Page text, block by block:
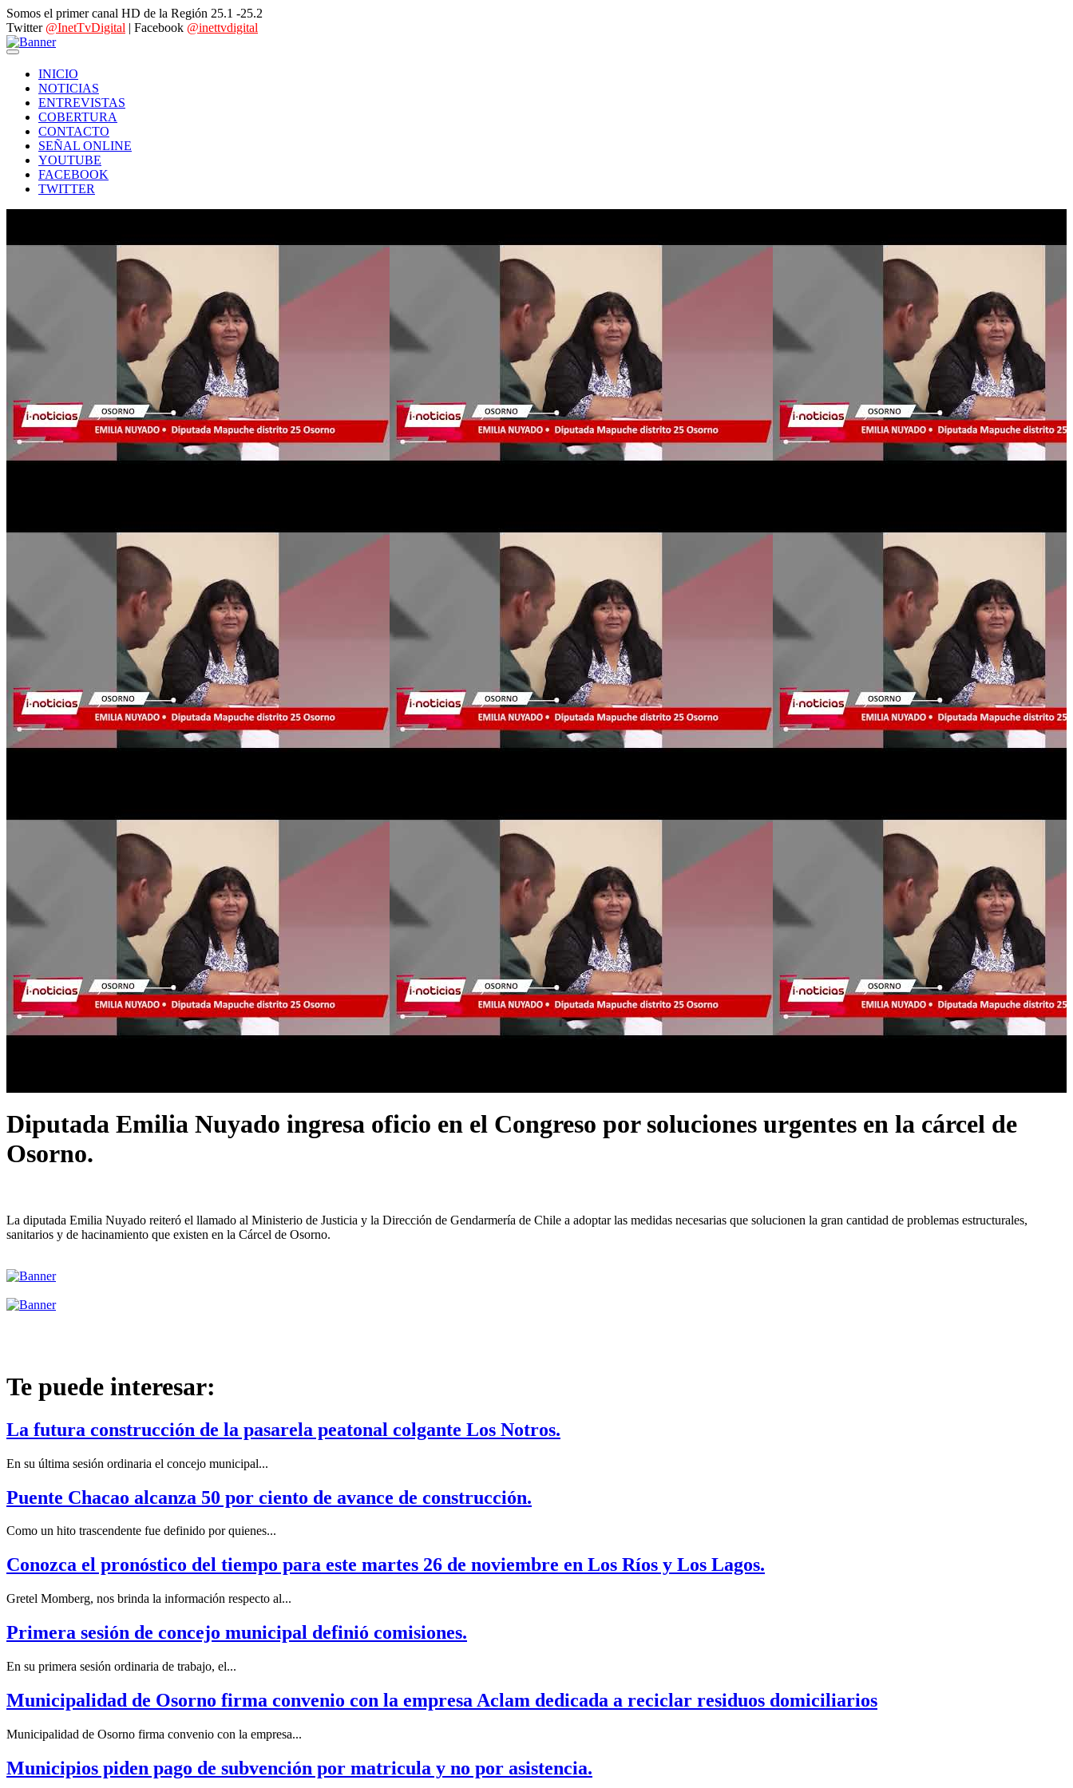
Somos el primer canal HD de la Región 25.1 -25.2
Twitter @InetTvDigital | Facebook @inettvdigital
INICIO
NOTICIAS
ENTREVISTAS
COBERTURA
CONTACTO
SEÑAL ONLINE
YOUTUBE
FACEBOOK
TWITTER
Diputada Emilia Nuyado ingresa oficio en el Congreso por soluciones urgentes en la cárcel de
Osorno.
La diputada Emilia Nuyado reiteró el llamado al Ministerio de Justicia y la Dirección de Gendarmería de Chile a adoptar las medidas necesarias que solucionen la gran cantidad de problemas estructurales,
sanitarios y de hacinamiento que existen en la Cárcel de Osorno.
Te puede interesar:
La futura construcción de la pasarela peatonal colgante Los Notros.
En su última sesión ordinaria el concejo municipal...
Puente Chacao alcanza 50 por ciento de avance de construcción.
Como un hito trascendente fue definido por quienes...
Conozca el pronóstico del tiempo para este martes 26 de noviembre en Los Ríos y Los Lagos.
Gretel Momberg, nos brinda la información respecto al...
Primera sesión de concejo municipal definió comisiones.
En su primera sesión ordinaria de trabajo, el...
Municipalidad de Osorno firma convenio con la empresa Aclam dedicada a reciclar residuos domiciliarios
Municipalidad de Osorno firma convenio con la empresa...
Municipios piden pago de subvención por matricula y no por asistencia.